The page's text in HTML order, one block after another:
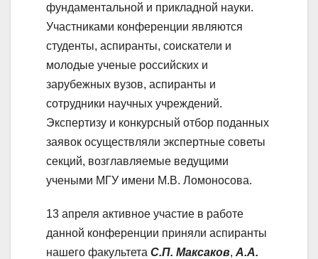
фундаментальной и прикладной науки.
Участниками конференции являются
студенты, аспиранты, соискатели и
молодые ученые российских и
зарубежных вузов, аспиранты и
сотрудники научных учреждений.
Экспертизу и конкурсный отбор поданных
заявок осуществляли экспертные советы
секций, возглавляемые ведущими
учеными МГУ имени М.В. Ломоносова.
13 апреля активное участие в работе
данной конференции приняли аспиранты
нашего факультета С.П. Максаков, А.А.